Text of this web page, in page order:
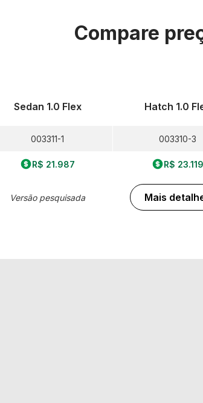
Compare
Sedan 1.0 Flex
003311-1
R$ 21.987
Versão pesquisada
Hatch 1.0
003310-3
R$ 23.119
Mais